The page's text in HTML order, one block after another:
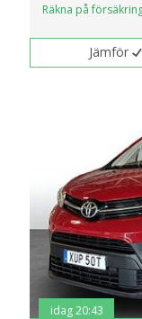
Räkna på
Jämför
idag 20:43